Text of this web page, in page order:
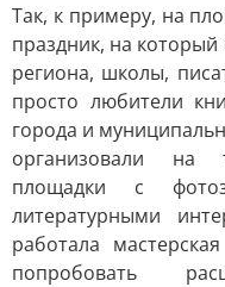
Так, к примеру, на
праздник, на который
региона, школы,
просто любители
города и
организовали на
площадки с
литературными
работала
попробовать